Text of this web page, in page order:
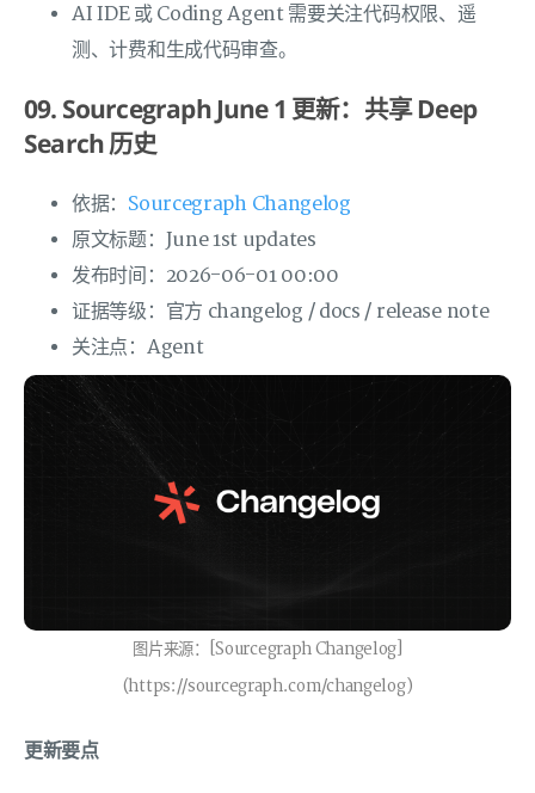
AI IDE 或 Coding Agent 需要关注代码权限、遥
测、计费和生成代码审查。
09. Sourcegraph June 1 更新：共享 Deep
Search 历史
依据： Sourcegraph Changelog
原文标题：June 1st updates
发布时间：2026-06-01 00:00
证据等级：官方 changelog / docs / release note
关注点：Agent
图片来源：[Sourcegraph Changelog]
(https://sourcegraph.com/changelog)
更新要点